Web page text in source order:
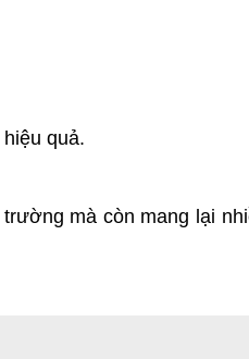
quả.
mà còn mang lại